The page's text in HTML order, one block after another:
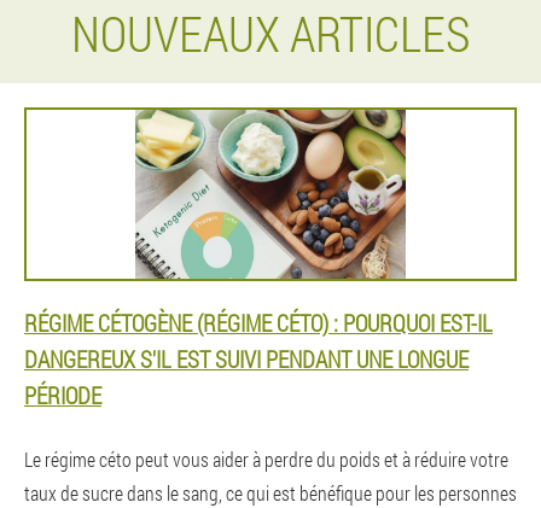
NOUVEAUX ARTICLES
RÉGIME CÉTOGÈNE (RÉGIME CÉTO) : POURQUOI EST-IL
DANGEREUX S'IL EST SUIVI PENDANT UNE LONGUE
PÉRIODE
Le régime céto peut vous aider à perdre du poids et à réduire votre
taux de sucre dans le sang, ce qui est bénéfique pour les personnes